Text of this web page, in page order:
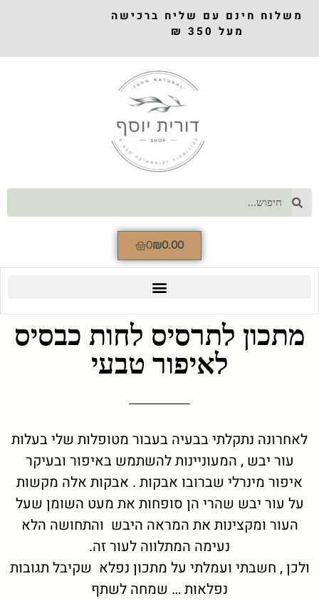
משלוח חינם עם שליח ברכישה
מעל 350 ₪
₪0.00
0
מתכון לתרסיס לחות כבסיס
לאיפור טבעי
לאחרונה נתקלתי בבעיה בעבור מטופלות שלי בעלות
עור יבש , המעוניינות להשתמש באיפור ובעיקר
איפור מינרלי שברובו אבקות . אבקות אלה מקשות
על עור יבש שהרי הן סופחות את מעט השומן שעל
העור ומקצינות את המראה היבש והתחושה הלא
נעימה המתלווה לעור זה.
ולכן , חשבתי ועמלתי על מתכון נפלא שקיבל תגובות
נפלאות … שמחה לשתף